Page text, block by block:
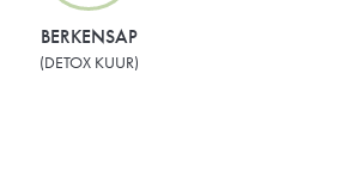
BERKENSAP
(DETOX KUUR)